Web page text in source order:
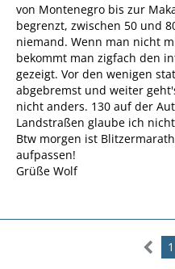
von Montenegro bis zur
begrenzt, zwischen 50 und
niemand. Wenn man nicht
bekommt man zigfach den
gezeigt. Vor den wenigen
abgebremst und weiter
nicht anders. 130 auf der
Landstraßen glaube ich
Btw morgen ist
aufpassen!
Grüße Wolf
1